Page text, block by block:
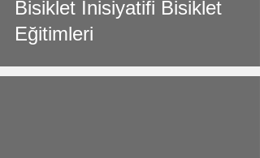
Bisiklet İnisiyatifi Bisiklet
Eğitimleri